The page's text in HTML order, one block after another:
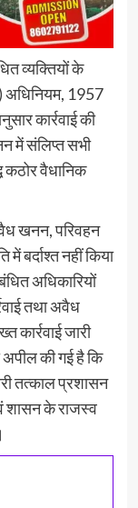
व्यक्तियों के
अधिनियम, 1957
कार्रवाई की
में संलिप्त सभी
कठोर वैधानिक
खनन, परिवहन
बर्दाश्त नहीं किया
अधिकारियों
तथा अवैध
कार्रवाई जारी
अपील की गई है कि
तत्काल प्रशासन
शासन के राजस्व